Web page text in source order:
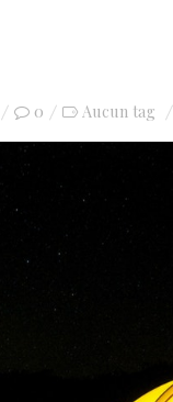
0 Aucun tag